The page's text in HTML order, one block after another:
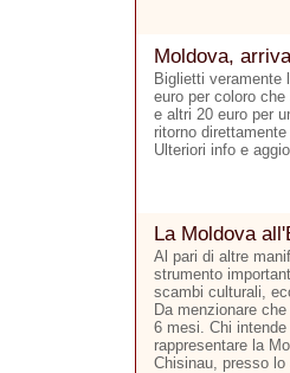
Moldova,
Biglietti veramente
euro per coloro
e altri 20 euro per
ritorno
Ulteriori info e
La Moldova
Al pari di altre
strumento
scambi culturali,
Da menzionare
6 mesi. Chi intende
rappresentare la
Chisinau, presso lo